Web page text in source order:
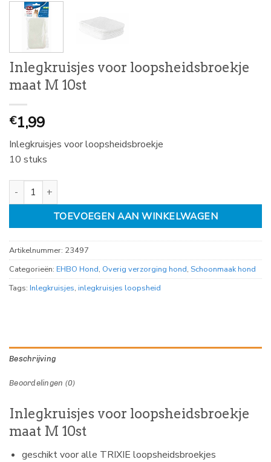
Inlegkruisjes voor loopsheidsbroekje
maat M 10st
€1,99
Inlegkruisjes voor loopsheidsbroekje
10 stuks
Inlegkruisjes voor loopsheidsbroekje maat M 10st aantal
TOEVOEGEN AAN WINKELWAGEN
Artikelnummer: 23497
Categorieën: EHBO Hond, Overig verzorging hond, Schoonmaak hond
Tags: Inlegkruisjes, inlegkruisjes loopsheid
Beschrijving
Beoordelingen (0)
Inlegkruisjes voor loopsheidsbroekje
maat M 10st
geschikt voor alle TRIXIE loopsheidsbroekjes